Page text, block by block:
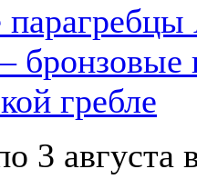
гребле
3 августа